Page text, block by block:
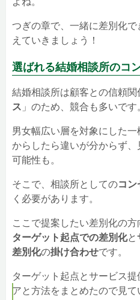
つぎの章で、一緒に差別化
えていきましょう！
選ばれる結婚相談所のコ
結婚相談所は顧客との信頼関
ス 」のため、競合も多いです
男女幅広い層を対象にした
からしたら違いが分からず、
可能性も。
そこで、相談所としてのコン
く必要があります。
ここで提案したい差別化の方
ターゲット起点での差別化と
差別化の掛け合わせです。
ターゲット起点とサービス
アと方法をまとめたので見て